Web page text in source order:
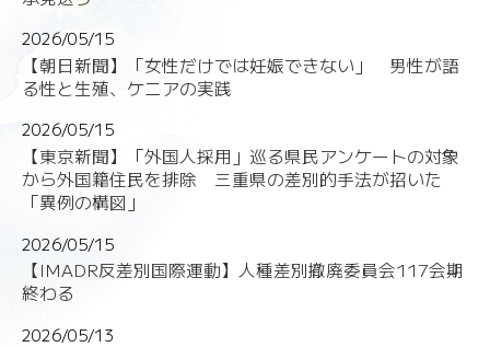
2026/05/15
【朝日新聞】「女性だけでは妊娠できない」 男性が語
る性と生殖、ケニアの実践
2026/05/15
【東京新聞】「外国人採用」巡る県民アンケートの対象
から外国籍住民を排除 三重県の差別的手法が招いた
「異例の構図」
2026/05/15
【IMADR反差別国際運動】人種差別撤廃委員会117会期
終わる
2026/05/13